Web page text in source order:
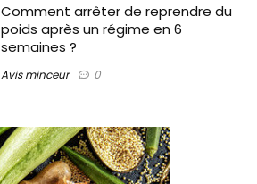
Comment arrêter de reprendre du
poids après un régime en 6
semaines ?
Avis minceur 0